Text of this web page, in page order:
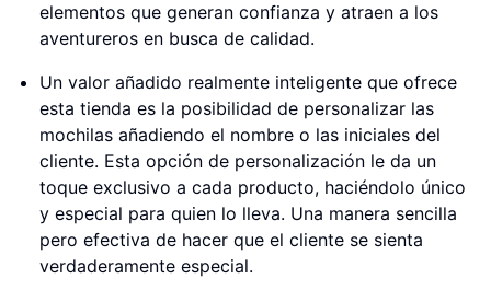
elementos que generan confianza y atraen a los
aventureros en busca de calidad.
Un valor añadido realmente inteligente que ofrece
esta tienda es la posibilidad de personalizar las
mochilas añadiendo el nombre o las iniciales del
cliente. Esta opción de personalización le da un
toque exclusivo a cada producto, haciéndolo único
y especial para quien lo lleva. Una manera sencilla
pero efectiva de hacer que el cliente se sienta
verdaderamente especial.